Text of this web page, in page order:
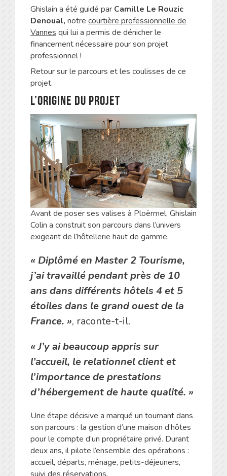
Ghislain a été guidé par Camille Le Rouzic
Denoual, notre courtière professionnelle de
Vannesqui lui a permis de dénicher le
financement nécessaire pour son projet
professionnel !
Retour sur le parcours et les coulisses de ce
projet.
L’origine du projet
Avant de poser ses valises à Ploërmel, Ghislain
Colin a construit son parcours dans l’univers
exigeant de l’hôtellerie haut de gamme.
« Diplômé en Master 2 Tourisme,
j’ai travaillé pendant près de 10
ans dans différents hôtels 4 et 5
étoiles dans le grand ouest de la
France. », raconte-t-il.
« J’y ai beaucoup appris sur
l’accueil, le relationnel client et
l’importance de prestations
d’hébergement de haute qualité. »
Une étape décisive a marqué un tournant dans
son parcours : la gestion d’une maison d’hôtes
pour le compte d’un propriétaire privé. Durant
deux ans, il pilote l’ensemble des opérations :
accueil, départs, ménage, petits-déjeuners,